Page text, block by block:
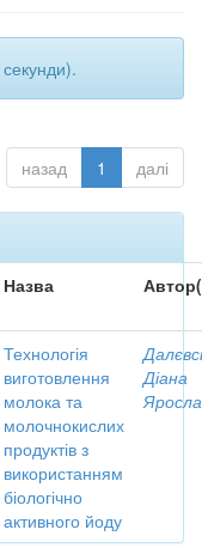
назад 1 далі
Назва
Технологія
виготовлення
молока та
молочнокислих
продуктів з
використанням
біологічно
активного йоду
Діана